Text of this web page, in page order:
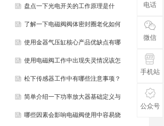
盘点一下光电开关的工作原理是什
么？
了解一下电磁阀阀体密封圈老化如何
处理？
使用金器气压缸核心产品优缺点有哪
些？
使用电磁阀工作中出现失灵情况该怎
么办？
松下传感器工作中有哪些注意事项？
简单介绍一下功率放大器基础定义与
结构组成？
哪些因素会影响电磁阀使用中容易烧
电话
微信
手机站
公众号